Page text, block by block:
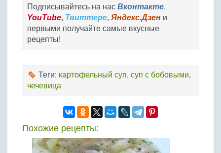
Подписывайтесь на нас Вконтакте,
YouTube, Твиттере, Яндекс.Дзен и
первыми получайте самые вкусные
рецепты!
Теги: картофельный суп, суп с бобовыми,
чечевица
Похожие рецепты: